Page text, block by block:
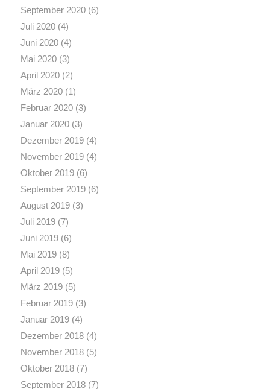
September 2020(6)
Juli 2020(4)
Juni 2020(4)
Mai 2020(3)
April 2020(2)
März 2020(1)
Februar 2020(3)
Januar 2020(3)
Dezember 2019(4)
November 2019(4)
Oktober 2019(6)
September 2019(6)
August 2019(3)
Juli 2019(7)
Juni 2019(6)
Mai 2019(8)
April 2019(5)
März 2019(5)
Februar 2019(3)
Januar 2019(4)
Dezember 2018(4)
November 2018(5)
Oktober 2018(7)
September 2018(7)